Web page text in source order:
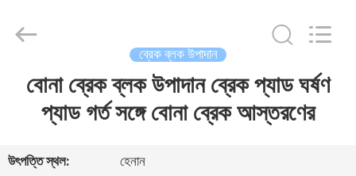
বাড়ি
ব্রেক ব্লক উপাদান
বোনা ব্রেক ব্লক উপাদান ব্রেক প্যাড ঘর্ষণ
প্যাড গর্ত সঙ্গে বোনা ব্রেক আস্তরণের
উৎপত্তি স্থল:
হেনান